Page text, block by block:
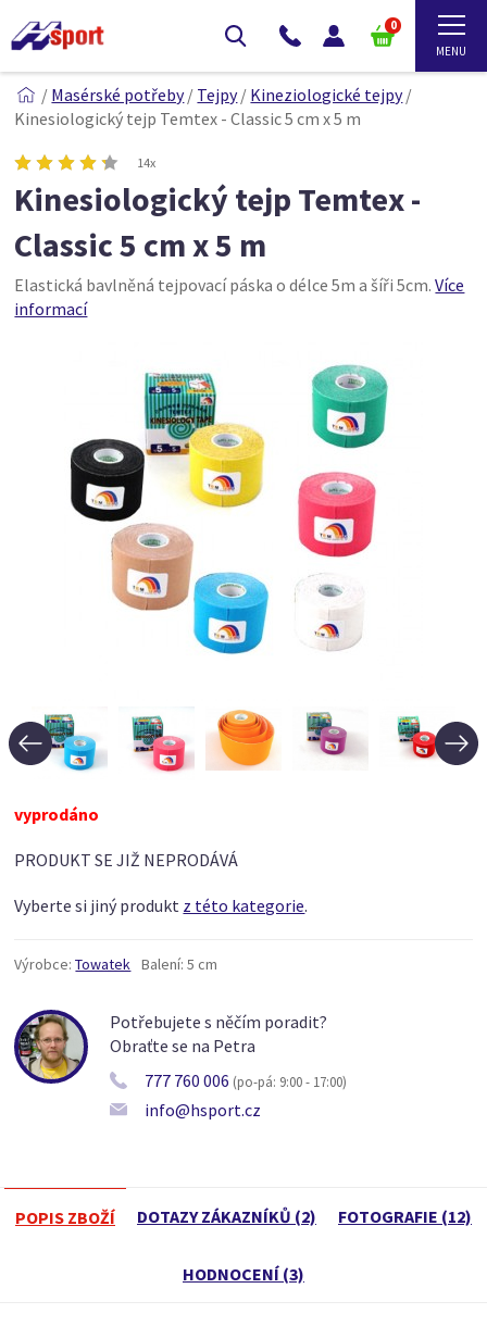
0
/ Masérské potřeby/ Tejpy/ Kineziologické tejpy/
Kinesiologický tejp Temtex - Classic 5 cm x 5 m
14x
Kinesiologický tejp Temtex -
Classic 5 cm x 5 m
Elastická bavlněná tejpovací páska o délce 5m a šíři 5cm.Více
informací
vyprodáno
PRODUKT SE JIŽ NEPRODÁVÁ
Vyberte si jiný produkt z této kategorie.
Výrobce: Towatek Balení: 5 cm
Potřebujete s něčím poradit?
Obraťte se na Petra
777 760 006 (po-pá: 9:00 - 17:00)
info@hsport.cz
POPIS ZBOŽÍ DOTAZY ZÁKAZNÍKŮ (2) FOTOGRAFIE (12)
HODNOCENÍ (3)